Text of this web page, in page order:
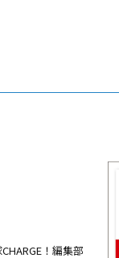
！編集部